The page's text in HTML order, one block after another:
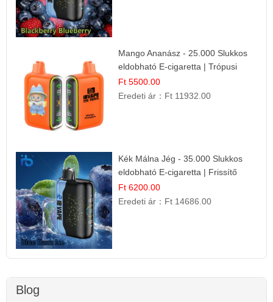
Mango Ananász - 25.000 Slukkos
eldobható E-cigaretta | Trópusi
Ízélmény
Ft 5500.00
Eredeti ár： Ft 11932.00
Kék Málna Jég - 35.000 Slukkos
eldobható E-cigaretta | Frissítő
Ízélmény
Ft 6200.00
Eredeti ár： Ft 14686.00
Blog